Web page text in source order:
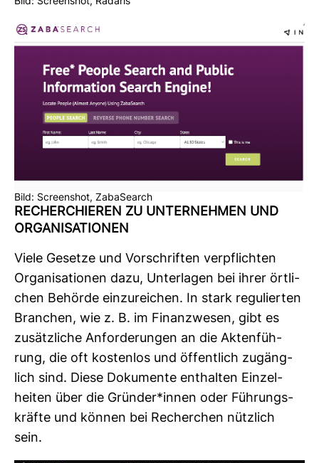
Bild: Screenshot, Radaris
Bild: Screenshot, ZabaSearch
RECHER­CHIEREN ZU UNTER­NEHMEN UND
ORGA­NI­SA­TIONEN
Viele Gesetze und Vor­schriften ver­pflichten
Orga­ni­sa­tionen dazu, Unter­lagen bei ihrer ört­li­
chen Behörde ein­zu­rei­chen. In stark regu­lierten
Bran­chen, wie z. B. im Finanz­wesen, gibt es
zusätz­liche Anfor­de­rungen an die Akten­füh­
rung, die oft kos­tenlos und öffent­lich zugäng­
lich sind. Diese Doku­mente ent­halten Ein­zel­
heiten über die Gründer*innen oder Füh­rungs­
kräfte und können bei Recher­chen nütz­lich
sein.